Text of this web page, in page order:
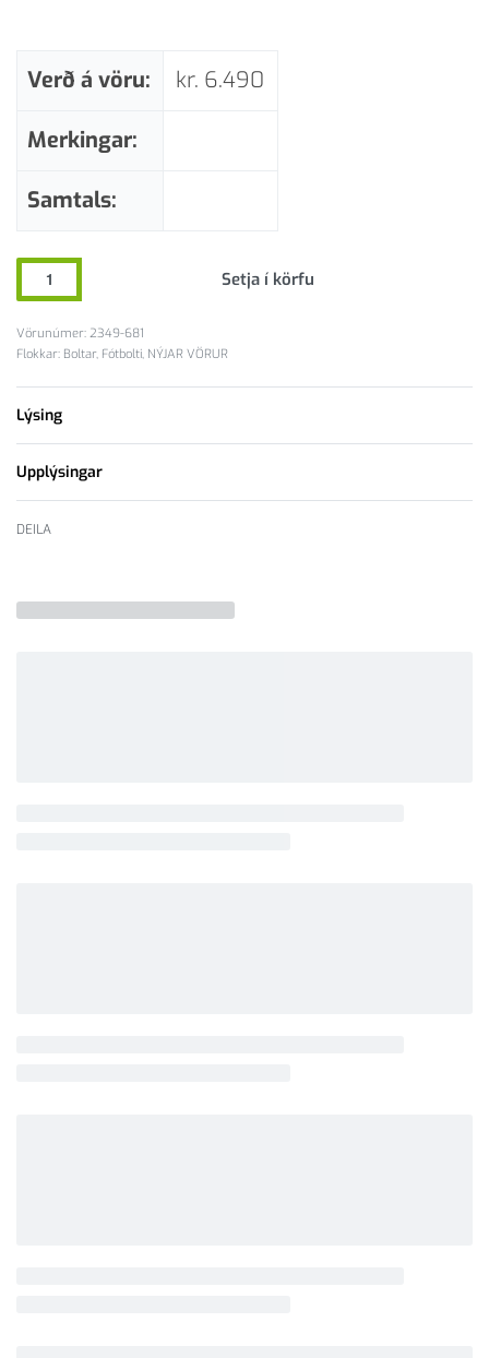
Verð á vöru: kr. 6.490
Merkingar:
Samtals:
Setja í körfu
2349-681
Flokkar: Boltar, Fótbolti, NÝJAR VÖRUR
Lýsing
Upplýsingar
DEILA